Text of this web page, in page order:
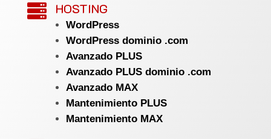
 HOSTING
WordPress
WordPress dominio .com
Avanzado PLUS
Avanzado PLUS dominio .com
Avanzado MAX
Mantenimiento PLUS
Mantenimiento MAX